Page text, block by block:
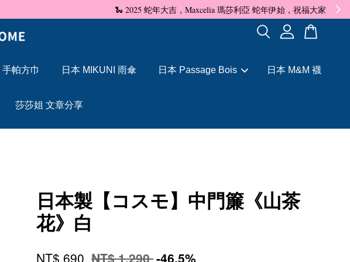
帕方巾 日本 MIKUNI 雨傘 日本 Passage Bois 日本 M&M 襪
莎莎姐 文章分享
日本製【コスモ】中門簾《山茶
花》白
NT$ 690 NT$ 1,290-46.5%
的。